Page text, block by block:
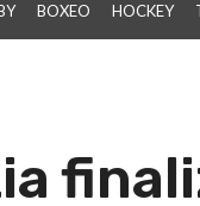
BOXEO HOCKEY